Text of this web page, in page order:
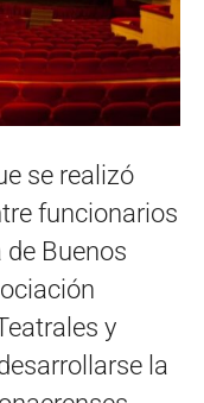
se realizó
funcionarios
Buenos
y
la